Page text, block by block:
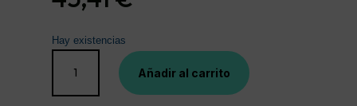
Hay existencias
LIFTACTIV
COLLAGEN
Añadir al carrito